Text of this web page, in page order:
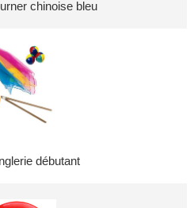
chinoise bleu
débutant